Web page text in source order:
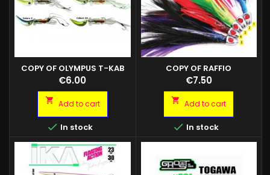
COPY OF OLYMPUS T-KAB
SQUID
Price
€6.00
 Add to cart
 In stock
COPY OF RAFFIO
TELESCOPICO COMPACT
Price
€7.50
 Add to cart
 In stock